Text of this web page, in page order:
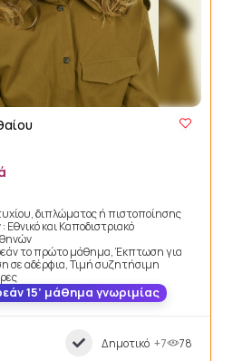
διπλώματος ή πιστοποίησης
και Καποδιστριακό
το πρώτο μάθημα, Έκπτωση για
σε αδέρφια, Τιμή συζητήσιμη
15’ μάθημα γνωριμίας
Δημοτικό +7 78